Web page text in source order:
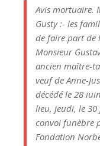
Avis mortuaire.
Gusty :- les
de faire part de
Monsieur
ancien maître-
veuf de Anne-
décédé le 28
lieu, jeudi, le
convoi funèbre
Fondation